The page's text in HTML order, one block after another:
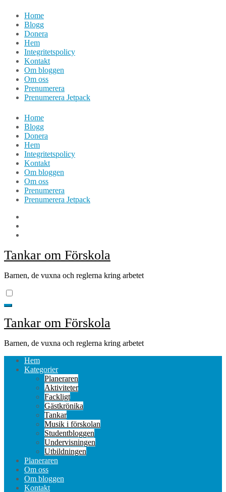
Hoppa
innehåll
Home
Blogg
Donera
Hem
Integritetspolicy
Kontakt
Om bloggen
Om oss
Prenumerera
Prenumerera Jetpack
Home
Blogg
Donera
Hem
Integritetspolicy
Kontakt
Om bloggen
Om oss
Prenumerera
Prenumerera Jetpack
Tankar om Förskola
Barnen, de vuxna och reglerna kring arbetet
Tankar om Förskola
Barnen, de vuxna och reglerna kring arbetet
Hem
Kategorier
Planeraren
Aktiviteter
Fackligt
Gästkrönika
Tankar
Musik i förskolan
Studentbloggen
Undervisningen
Utbildningen
Planeraren
Om oss
Om bloggen
Kontakt